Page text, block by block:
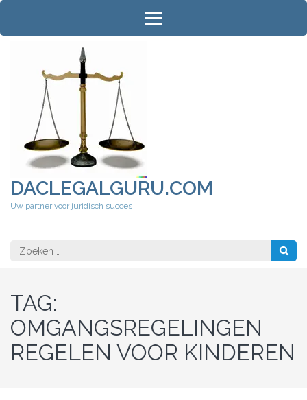
Ga
inhoud
DACLEGALGURU.COM
Uw partner voor juridisch succes
Zoeken
naar:
TAG:
OMGANGSREGELINGEN
REGELEN VOOR KINDEREN